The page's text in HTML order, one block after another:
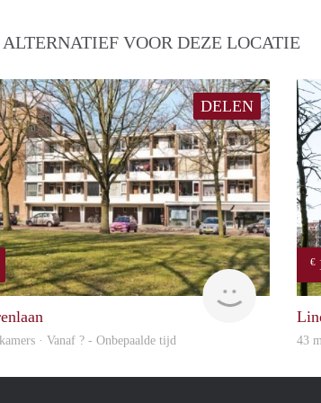
ALTERNATIEF VOOR DEZE LOCATIE
DELEN
rent
· Vanaf ? - Onbepaalde tijd
€
43